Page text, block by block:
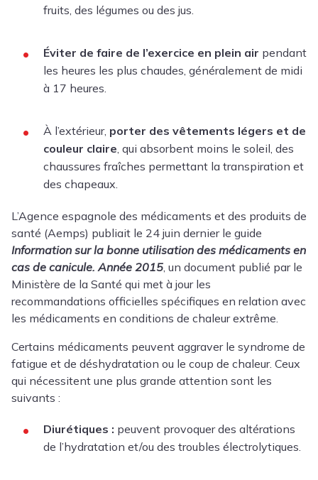
fruits, des légumes ou des jus.
Éviter de faire de l’exercice en plein air pendant
les heures les plus chaudes, généralement de midi
à 17 heures.
À l’extérieur, porter des vêtements légers et de
couleur claire, qui absorbent moins le soleil, des
chaussures fraîches permettant la transpiration et
des chapeaux.
L’Agence espagnole des médicaments et des produits de
santé (Aemps) publiait le 24 juin dernier le guide
Information sur la bonne utilisation des médicaments en
cas de canicule. Année 2015, un document publié par le
Ministère de la Santé qui met à jour les
recommandations officielles spécifiques en relation avec
les médicaments en conditions de chaleur extrême.
Certains médicaments peuvent aggraver le syndrome de
fatigue et de déshydratation ou le coup de chaleur. Ceux
qui nécessitent une plus grande attention sont les
suivants :
Diurétiques : peuvent provoquer des altérations
de l’hydratation et/ou des troubles électrolytiques.